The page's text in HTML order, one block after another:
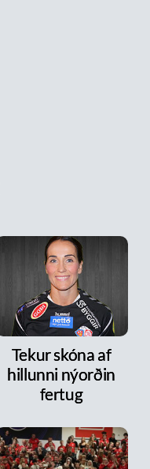
Tekur skóna af
hillunni nýorðin
fertug